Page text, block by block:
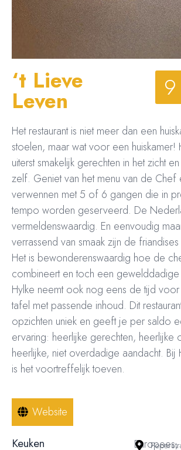
‘t Lieve
Leven
Het restaurant is niet meer dan een
stoelen, maar wat voor een huiskamer!
uiterst smakelijk gerechten in het zicht
zelf. Geniet van het menu van de Chef
verwennen met 5 of 6 gangen die in
tempo worden geserveerd. De
vermeldenswaardig. En eenvoudig
verrassend van smaak zijn de
Het is bewonderenswaardig hoe de
combineert en toch een gewelddadige
Hylke neemt ook nog eens de tijd
tafel met passende inhoud. Dit
opzichten uniek en geeft je per saldo
ervaring: heerlijke gerechten, heerlijke
heerlijke, niet overdadige aandacht. Bij
is het voortreffelijk toeven.
Website
Keuken